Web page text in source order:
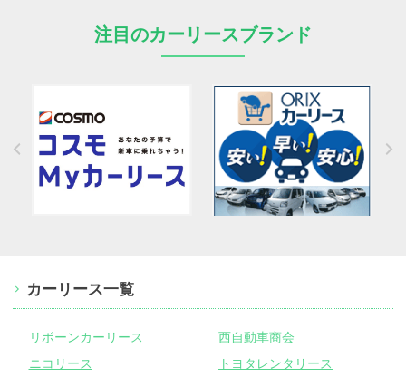
注目のカーリースブランド
カーリース一覧
リボーンカーリース
西自動車商会
ニコリース
トヨタレンタリース